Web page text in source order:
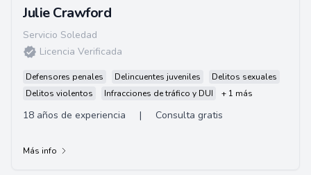
Julie Crawford
Servicio Soledad
Licencia Verificada
Defensores penales Delincuentes juveniles
Delitos sexuales
Delitos violentos
Infracciones de tráfico y DUI + 1 más
18 años de experiencia | Consulta gratis
Más info